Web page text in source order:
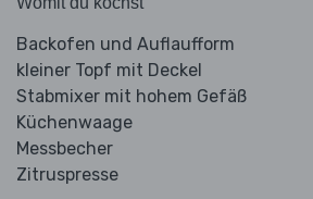
Backofen und Auflaufform
kleiner Topf mit Deckel
Stabmixer mit hohem Gefäß
Küchenwaage
Messbecher
Zitruspresse